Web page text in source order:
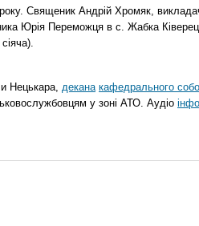
Священик Андрій Хромяк,
Юрія Переможця в с. Жабка
Нецькара, декана кафедрального
у зоні АТО. Аудіо